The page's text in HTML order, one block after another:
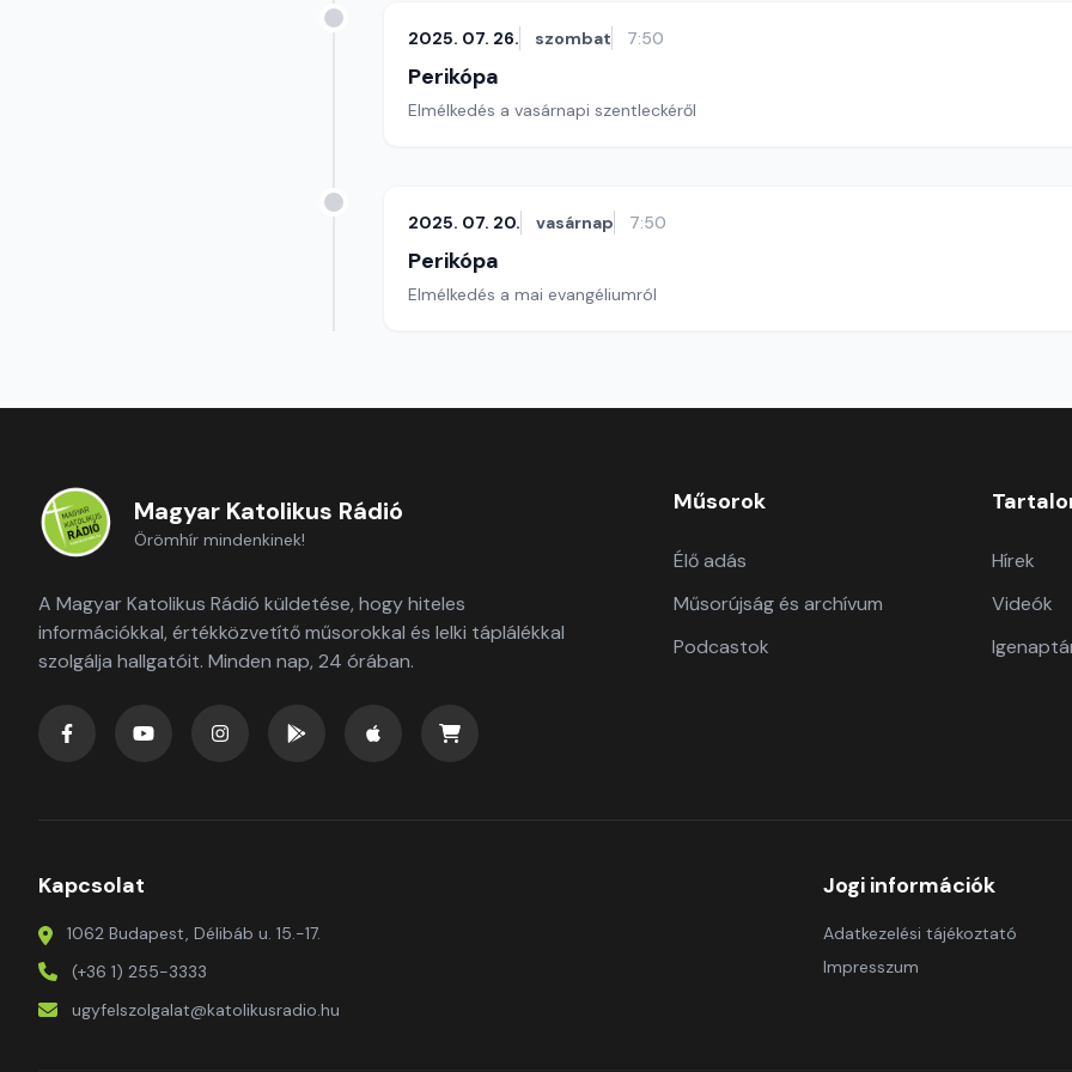
2025. 07. 26. szombat 7:50
Perikópa
Elmélkedés a vasárnapi szentleckéről
2025. 07. 20. vasárnap 7:50
Perikópa
Elmélkedés a mai evangéliumról
Magyar Katolikus Rádió
Örömhír mindenkinek!
A Magyar Katolikus Rádió küldetése, hogy hiteles
információkkal, értékközvetítő műsorokkal és lelki táplálékkal
szolgálja hallgatóit. Minden nap, 24 órában.
Műsorok
Élő adás
Műsorújság és archívum
Podcastok
Hírek
Videók
Kapcsolat
1062 Budapest, Délibáb u. 15.-17.
(+36 1) 255-3333
ugyfelszolgalat@katolikusradio.hu
Jogi információk
Adatkezelési tájékoztató
Impresszum